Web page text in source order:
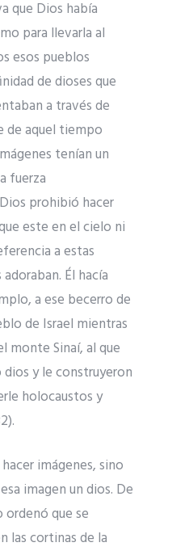
que Dios había
para llevarla al
esos pueblos
de dioses que
a través de
de aquel tiempo
tenían un
fuerza
prohibió hacer
este en el cielo ni
a estas
Él hacía
a ese becerro de
de Israel mientras
monte Sinaí, al que
y le construyeron
holocaustos y
imágenes, sino
imagen un dios. De
que se
las cortinas de la